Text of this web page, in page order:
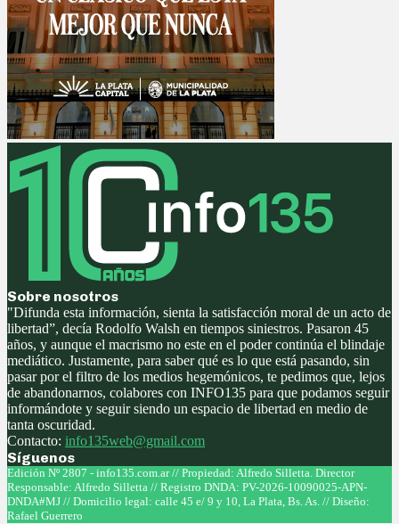
Sobre nosotros
"Difunda esta información, sienta la satisfacción moral de un acto de
libertad”, decía Rodolfo Walsh en tiempos siniestros. Pasaron 45
años, y aunque el macrismo no este en el poder continúa el blindaje
mediático. Justamente, para saber qué es lo que está pasando, sin
pasar por el filtro de los medios hegemónicos, te pedimos que, lejos
de abandonarnos, colabores con INFO135 para que podamos seguir
informándote y seguir siendo un espacio de libertad en medio de
tanta oscuridad.
Contacto: info135web@gmail.com
Síguenos
Facebook
Twitter
Instagram
Youtube
Edición Nº 2807 - info135.com.ar // Propiedad: Alfredo Silletta. Director
Responsable: Alfredo Silletta // Registro DNDA: PV-2026-10090025-APN-
DNDA#MJ // Domicilio legal: calle 45 e/ 9 y 10, La Plata, Bs. As. // Diseño:
Rafael Guerrero